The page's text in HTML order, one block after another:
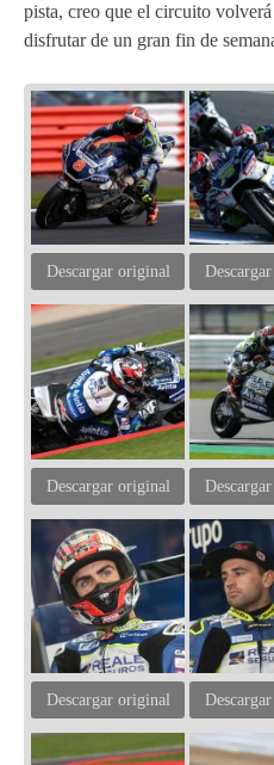
pista, creo que el circuito volverá
disfrutar de un gran fin de
Descargar original
Descargar original
Descargar original